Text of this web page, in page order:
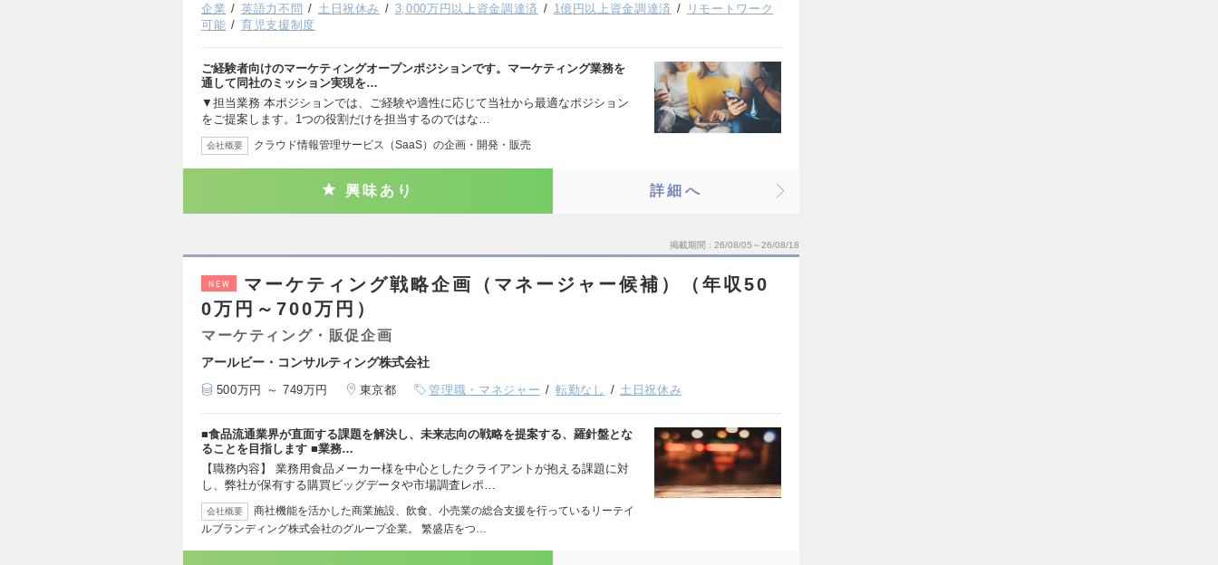
企業
英語力不問 土日祝休み 3,000万円以上資金調達済 1億円以上資金調達済
リモートワーク
可能
育児支援制度
ご経験者向けのマーケティングオープンポジションです。マーケティング業務を
通して同社のミッション実現を…
▼担当業務 本ポジションでは、ご経験や適性に応じて当社から最適なポジション
をご提案します。1つの役割だけを担当するのではな…
会社概要 クラウド情報管理サービス（SaaS）の企画・開発・販売
興味あり 詳細へ
掲載期間 26/08/05～26/08/18
NEW
マーケティング戦略企画（マネージャー候補）（年収50
0万円～700万円）
マーケティング・販促企画
アールビー・コンサルティング株式会社
500万円 ～ 749万円 東京都 管理職・マネジャー 転勤なし 土日祝休み
■食品流通業界が直面する課題を解決し、未来志向の戦略を提案する、羅針盤とな
ることを目指します ■業務…
【職務内容】 業務用食品メーカー様を中心としたクライアントが抱える課題に対
し、弊社が保有する購買ビッグデータや市場調査レポ…
会社概要
商社機能を活かした商業施設、飲食、小売業の総合支援を行っているリーテイ
ルブランディング株式会社のグループ企業。 繁盛店をつ…